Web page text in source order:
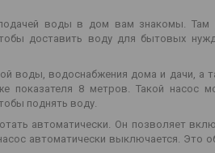
воды в дом вам знакомы. Там
доставить воду для бытовых
воды, водоснабжения дома и дачи, а
показателя 8 метров. Такой насос
поднять воду.
автоматически. Он позволяет
автоматически выключается. Это